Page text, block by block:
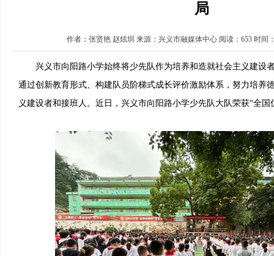
局
作者： 张贤艳 赵炫圳 来源：兴义市融媒体中心 阅读： 653 时间
兴义市向阳路小学始终将少先队作为培养和造就社会主义建设
通过创新教育形式、构建队员阶梯式成长评价激励体系，努力培养
义建设者和接班人。近日，兴义市向阳路小学少先队大队荣获“全国